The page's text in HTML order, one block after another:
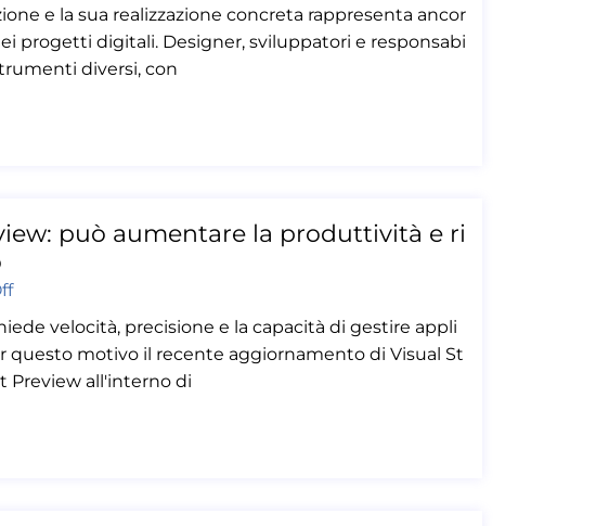
e la sua realizzazione concreta rappresenta ancor
progetti digitali. Designer, sviluppatori e responsabi
diversi, con
può aumentare la produttività e ri
velocità, precisione e la capacità di gestire appli
questo motivo il recente aggiornamento di Visual St
Preview all'interno di